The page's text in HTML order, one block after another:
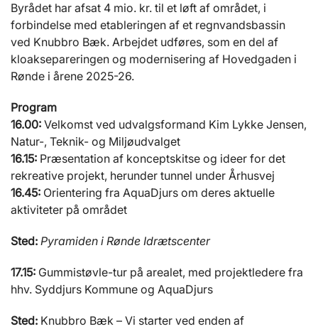
Byrådet har afsat 4 mio. kr. til et løft af området, i
forbindelse med etableringen af et regnvandsbassin
ved Knubbro Bæk. Arbejdet udføres, som en del af
kloaksepareringen og modernisering af Hovedgaden i
Rønde i årene 2025-26.
Program
16.00: Velkomst ved udvalgsformand Kim Lykke Jensen,
Natur-, Teknik- og Miljøudvalget
16.15: Præsentation af konceptskitse og ideer for det
rekreative projekt, herunder tunnel under Århusvej
16.45: Orientering fra AquaDjurs om deres aktuelle
aktiviteter på området
Sted: Pyramiden i Rønde Idrætscenter
17.15: Gummistøvle-tur på arealet, med projektledere fra
hhv. Syddjurs Kommune og AquaDjurs
Sted: Knubbro Bæk – Vi starter ved enden af